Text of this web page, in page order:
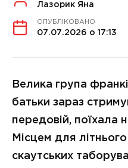
Лазорик Яна
ОПУБЛІКОВАНО
07.07.2026 о 17:13
Велика група
батьки зараз
передовій, поїхала
Місцем для
скаутських